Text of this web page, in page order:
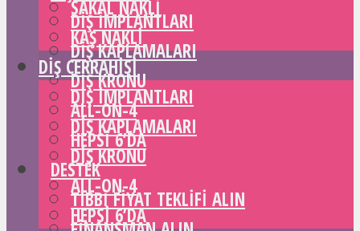
DIŞ IMPLANTLARI
DIŞ KAPLAMALARI
DIŞ KRONU
ALL-ON-4
HEPSI 6’DA
DESTEK
TIBBI FIYAT TEKLIFI ALIN
SAKAL NAKLI
KAŞ NAKLI
DIŞ CERRAHISI
DIŞ IMPLANTLARI
DIŞ KAPLAMALARI
DIŞ KRONU
ALL-ON-4
HEPSI 6’DA